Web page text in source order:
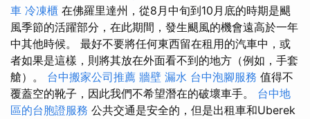
車 冷凍櫃 在佛羅里達州，從8月中旬到10月底的時期是颶
風季節的活躍部分，在此期間，發生颶風的機會遠高於一年
中其他時候。 最好不要將任何東西留在租用的汽車中，或
者如果是這樣，則將其放在外面看不到的地方（例如，手套
艙）。 台中搬家公司推薦 牆壁 漏水 台中泡腳服務 值得不
覆蓋空的靴子，因此我們不希望潛在的破壞車手。 台中地
區的台胞證服務 公共交通是安全的，但是出租車和Uberek